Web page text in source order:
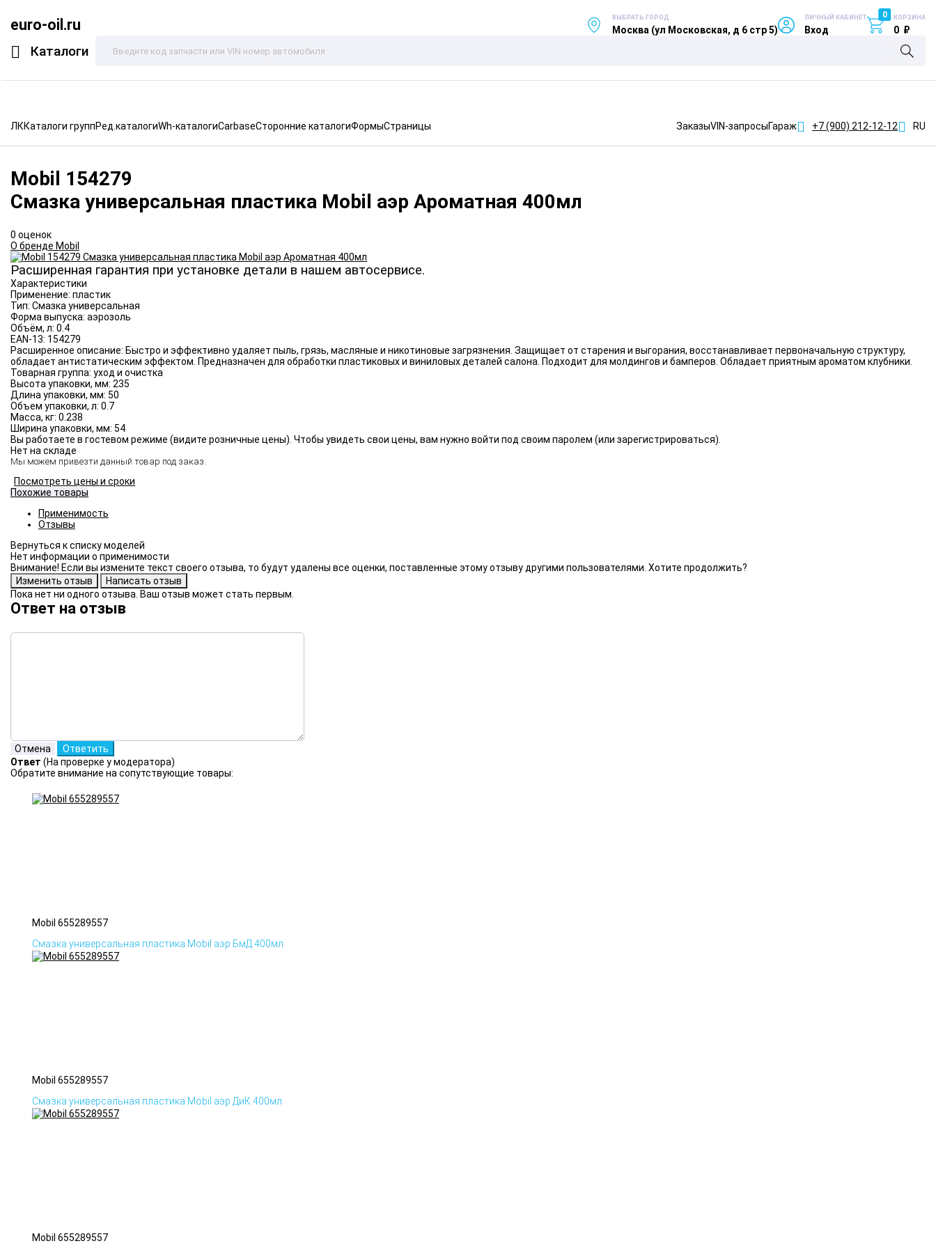
euro-oil.ru
Каталоги
ВЫБРАТЬ ГОРОД
Москва (ул Московская, д 6 стр 5)
ЛИЧНЫЙ КАБИНЕТ
Вход
0 КОРЗИНА
0 ₽
ЛККаталоги группРед.каталогиWh-каталогиCarbaseСторонние каталогиФормыСтраницы ЗаказыVIN-запросыГараж +7 (900) 212-12-12 RU
Mobil 154279
Смазка универсальная пластика Mobil аэр Ароматная 400мл
0 оценок
О бренде Mobil
Расширенная гарантия при установке детали в нашем автосервисе.
Характеристики
Применение: пластик
Тип: Смазка универсальная
Форма выпуска: аэрозоль
Объём, л: 0.4
EAN-13: 154279
Расширенное описание: Быстро и эффективно удаляет пыль, грязь, масляные и никотиновые загрязнения. Защищает от старения и выгорания, восстанавливает первоначальную структуру,
обладает антистатическим эффектом. Предназначен для обработки пластиковых и виниловых деталей салона. Подходит для молдингов и бамперов. Обладает приятным ароматом клубники.
Товарная группа: уход и очистка
Высота упаковки, мм: 235
Длина упаковки, мм: 50
Объем упаковки, л: 0.7
Масса, кг: 0.238
Ширина упаковки, мм: 54
Вы работаете в гостевом режиме (видите розничные цены). Чтобы увидеть свои цены, вам нужно войти под своим паролем (или зарегистрироваться).
Нет на складе
Мы можем привезти данный товар под заказ.
Посмотреть цены и сроки
Похожие товары
Применимость
Отзывы
Нет информации о применимости
Внимание! Если вы измените текст своего отзыва, то будут удалены все оценки, поставленные этому отзыву другими пользователями. Хотите продолжить?
Пока нет ни одного отзыва. Ваш отзыв может стать первым.
Ответ на отзыв
Ответ (На проверке у модератора)
Обратите внимание на сопутствующие товары:
Mobil 655289557
Смазка универсальная пластика Mobil аэр БмД 400мл
Mobil 655289557
Смазка универсальная пластика Mobil аэр ДиК 400мл
Mobil 655289557